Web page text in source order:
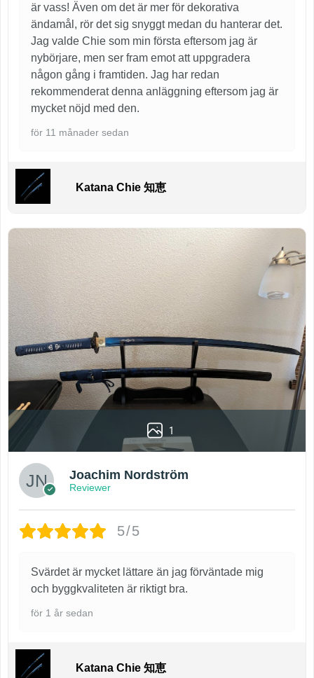
är vass! Även om det är mer för dekorativa
ändamål, rör det sig snyggt medan du hanterar det.
Jag valde Chie som min första eftersom jag är
nybörjare, men ser fram emot att uppgradera
någon gång i framtiden. Jag har redan
rekommenderat denna anläggning eftersom jag är
mycket nöjd med den.
för 11 månader sedan
Katana Chie 知恵
1
Joachim Nordström
Reviewer
5/5
Svärdet är mycket lättare än jag förväntade mig
och byggkvaliteten är riktigt bra.
för 1 år sedan
Katana Chie 知恵